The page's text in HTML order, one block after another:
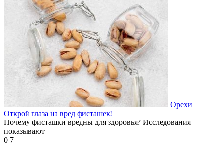
Орехи
Открой глаза на вред фисташек!
Почему фисташки вредны для здоровья? Исследования
показывают
0 7